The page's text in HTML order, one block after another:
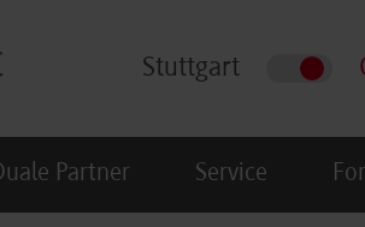
Stuttgart
Partner Service